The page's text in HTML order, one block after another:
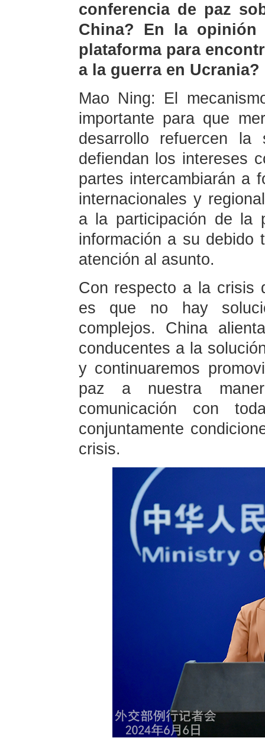
conferencia de paz
China? En la
plataforma para
a la guerra en Ucrania?
Mao Ning: El
importante para que
desarrollo refuercen
defiendan los intereses
partes intercambiarán a
internacionales y
a la participación de la
información a su debido
atención al asunto.
Con respecto a la crisis
es que no hay
complejos. China
conducentes a la
y continuaremos
paz a nuestra
comunicación con
conjuntamente
crisis.